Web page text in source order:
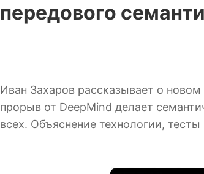
передового
Иван Захаров рассказывает о новом
прорыв от DeepMind делает
всех. Объяснение технологии,